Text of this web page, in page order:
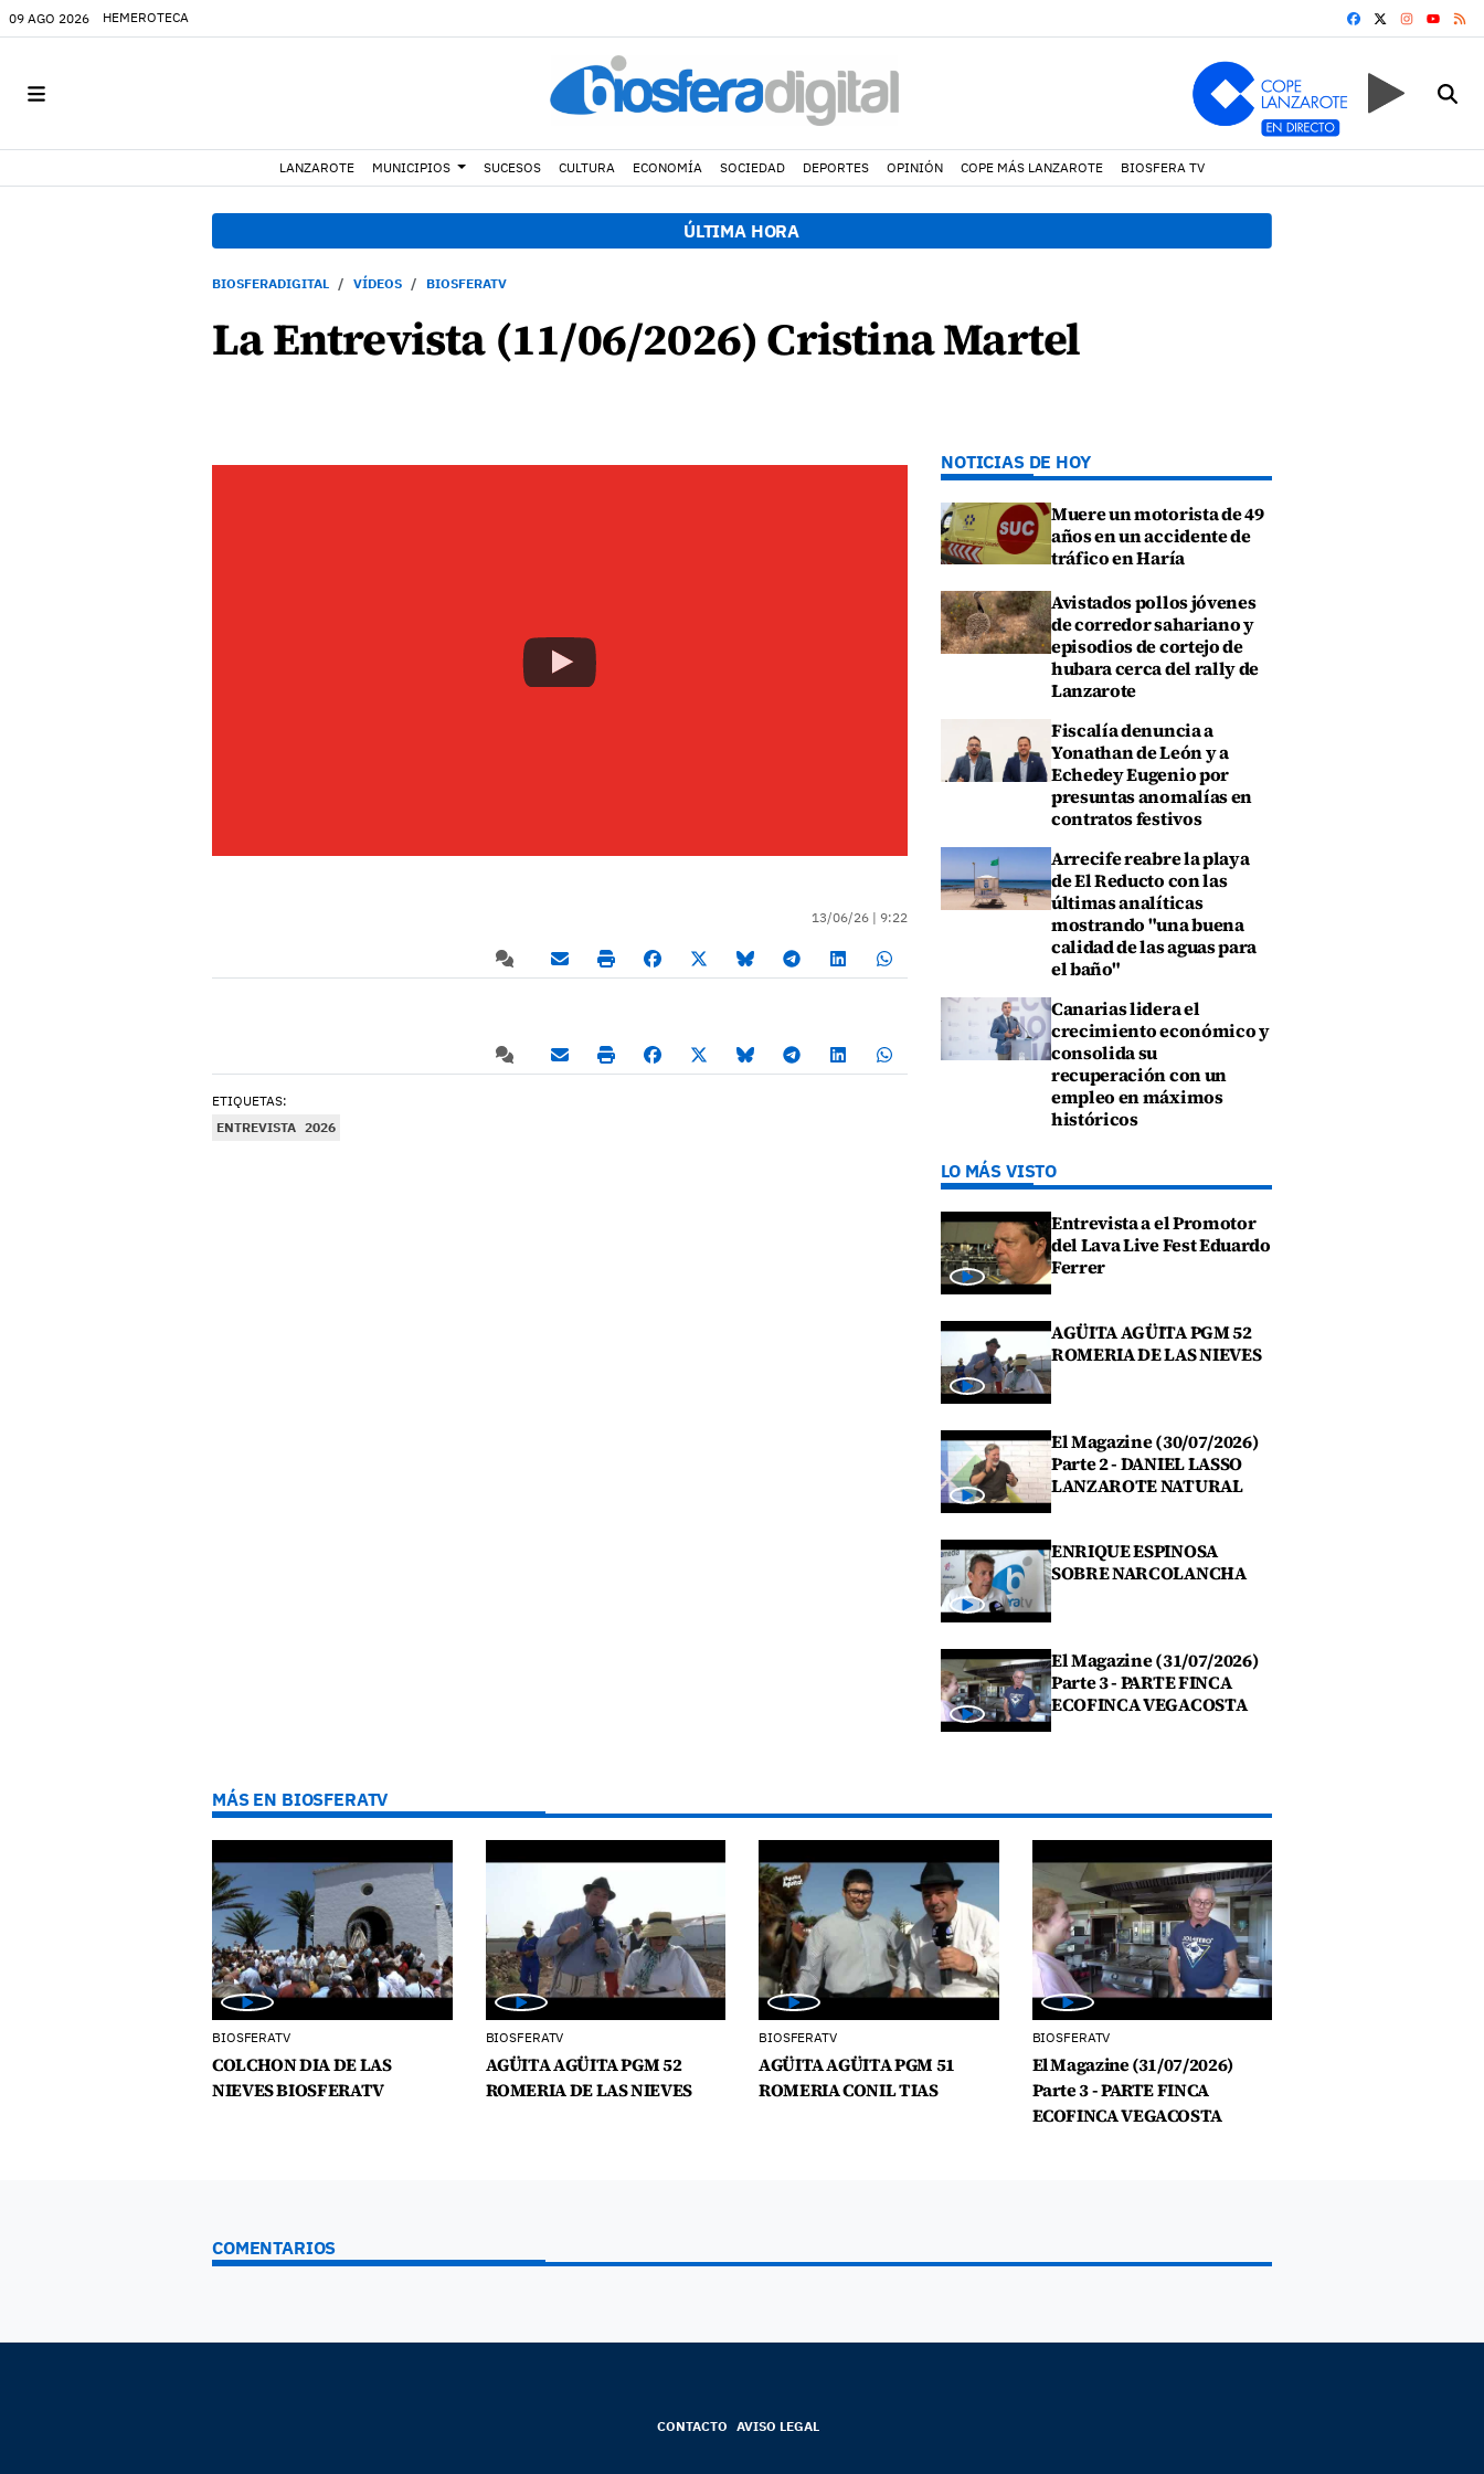
09 AGO 2026 HEMEROTECA FACEBOOK
YOUTUBE
LANZAROTE MUNICIPIOS SUCESOS CULTURA ECONOMÍA SOCIEDAD DEPORTES OPINIÓN COPE MÁS LANZAROTE BIOSFERA TV
ÚLTIMA HORA
BIOSFERADIGITAL VÍDEOS BIOSFERATV
La Entrevista (11/06/2026) Cristina Martel
13/06/26 | 9:22
ETIQUETAS:
ENTREVISTA 2026
NOTICIAS DE HOY
Muere un motorista de 49
años en un accidente de
tráfico en Haría
Avistados pollos jóvenes
de corredor sahariano y
episodios de cortejo de
hubara cerca del rally de
Lanzarote
Fiscalía denuncia a
Yonathan de León y a
Echedey Eugenio por
presuntas anomalías en
contratos festivos
Arrecife reabre la playa
de El Reducto con las
últimas analíticas
mostrando "una buena
calidad de las aguas para
el baño"
Canarias lidera el
crecimiento económico y
consolida su
recuperación con un
empleo en máximos
históricos
LO MÁS VISTO
Entrevista a el Promotor
del Lava Live Fest Eduardo
Ferrer
AGÜITA AGÜITA PGM 52
ROMERIA DE LAS NIEVES
El Magazine (30/07/2026)
Parte 2 - DANIEL LASSO
LANZAROTE NATURAL
ENRIQUE ESPINOSA
SOBRE NARCOLANCHA
El Magazine (31/07/2026)
Parte 3 - PARTE FINCA
ECOFINCA VEGACOSTA
MÁS EN BIOSFERATV
BIOSFERATV
COLCHON DIA DE LAS
NIEVES BIOSFERATV
BIOSFERATV
AGÜITA AGÜITA PGM 52
ROMERIA DE LAS NIEVES
BIOSFERATV
AGÜITA AGÜITA PGM 51
ROMERIA CONIL TIAS
BIOSFERATV
El Magazine (31/07/2026)
Parte 3 - PARTE FINCA
ECOFINCA VEGACOSTA
COMENTARIOS
CONTACTO AVISO LEGAL